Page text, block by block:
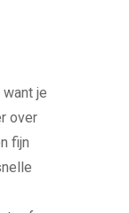
je
over
fijn